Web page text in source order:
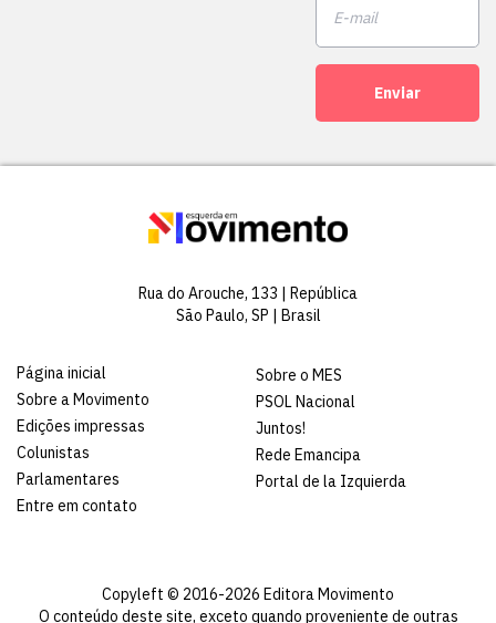
Enviar
Rua do Arouche, 133 | República
São Paulo, SP | Brasil
Página inicial
Sobre a Movimento
Edições impressas
Colunistas
Parlamentares
Entre em contato
Sobre o MES
PSOL Nacional
Juntos!
Rede Emancipa
Portal de la Izquierda
Copyleft © 2016-2026 Editora Movimento
O conteúdo deste site, exceto quando proveniente de outras